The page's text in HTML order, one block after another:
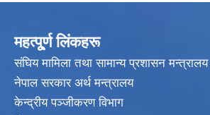
महत्पू्र्ण लिंकहरू
संघिय मामिला तथा सामान्य प्रशासन मन्त्रालय
नेपाल सरकार अर्थ मन्त्रालय
केन्द्रीय पञ्जीकरण विभाग